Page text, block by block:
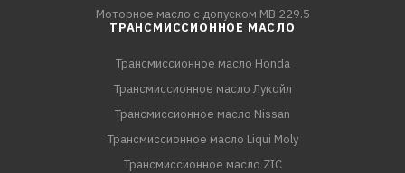
Моторное масло с допуском MB 229.5
ТРАНСМИССИОННОЕ МАСЛО
Трансмиссионное масло Honda
Трансмиссионное масло Лукойл
Трансмиссионное масло Nissan
Трансмиссионное масло Liqui Moly
Трансмиссионное масло ZIC